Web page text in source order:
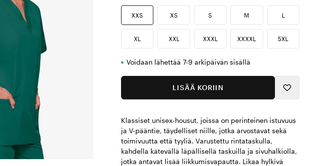
XXS XS S M L
XL XXL XXXL XXXXL 5XL
Voidaan lähettää 7-9 arkipäivän sisällä
LISÄÄ KORIIN
Klassiset unisex-housut, joissa on perinteinen istuvuus
ja V-pääntie, täydelliset niille, jotka arvostavat sekä
toimivuutta että tyyliä. Varustettu rintataskulla,
kahdella kätevällä läpällisellä taskuilla ja sivuhalkiolla,
jotka antavat lisää liikkumisvapautta. Likaa hylkivä